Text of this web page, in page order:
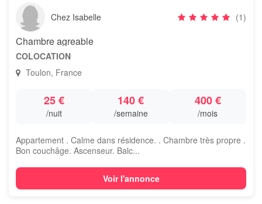
Chez Isabelle (1)
Chambre agreable
COLOCATION
Toulon, France
25 €
/nuit
140 €
/semaine
400 €
/mois
Appartement . Calme dans résidence. . Chambre très propre .
Bon couchâge. Ascenseur. Balc...
Voir l'annonce